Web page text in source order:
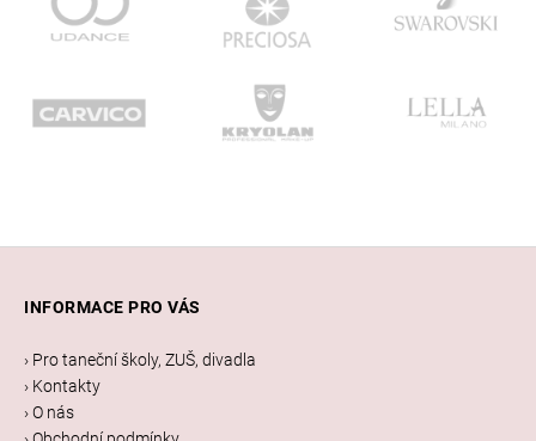
INFORMACE PRO VÁS
› Pro taneční školy, ZUŠ, divadla
› Kontakty
› O nás